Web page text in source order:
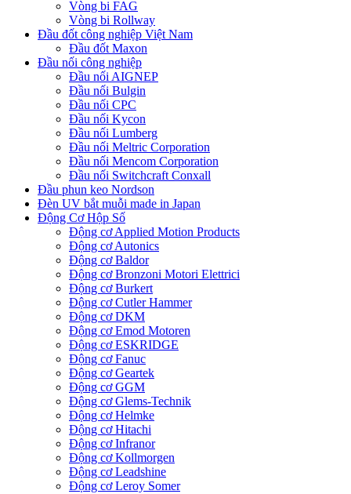
Vòng bi FAG
Vòng bi Rollway
Đầu đốt công nghiệp Việt Nam
Đầu đốt Maxon
Đầu nối công nghiệp
Đầu nối AIGNEP
Đầu nối Bulgin
Đầu nối CPC
Đầu nối Kycon
Đầu nối Lumberg
Đầu nối Meltric Corporation
Đầu nối Mencom Corporation
Đầu nối Switchcraft Conxall
Đầu phun keo Nordson
Đèn UV bắt muỗi made in Japan
Động Cơ Hộp Số
Động cơ Applied Motion Products
Động cơ Autonics
Động cơ Baldor
Động cơ Bronzoni Motori Elettrici
Động cơ Burkert
Động cơ Cutler Hammer
Động cơ DKM
Động cơ Emod Motoren
Động cơ ESKRIDGE
Động cơ Fanuc
Động cơ Geartek
Động cơ GGM
Động cơ Glems-Technik
Động cơ Helmke
Động cơ Hitachi
Động cơ Infranor
Động cơ Kollmorgen
Động cơ Leadshine
Động cơ Leroy Somer